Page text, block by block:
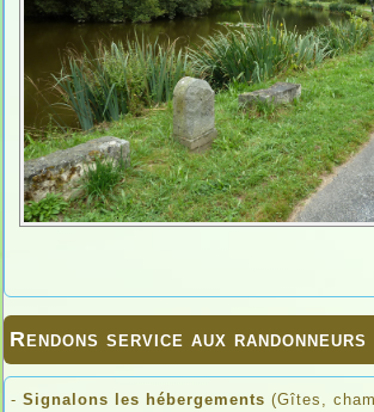
Rendons service aux randonneurs
- Signalons les hébergements (Gîtes,